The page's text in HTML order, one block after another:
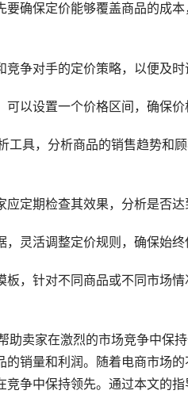
要确保定价能够覆盖商品的成
竞争对手的定价策略，以便及时
可以设置一个价格区间，确保价
工具，分析商品的销售趋势和
应定期检查其效果，分析是否
，灵活调整定价规则，确保始终
板，针对不同商品或不同市场
助卖家在激烈的市场竞争中保
销量和利润。随着电商市场
争中保持领先。通过本文的